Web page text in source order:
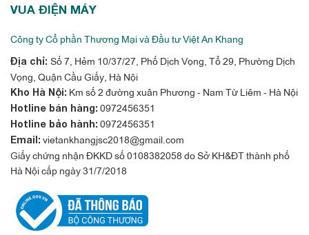
VUA ĐIỆN MÁY
Công ty Cổ phần Thương Mại và Đầu tư Việt An Khang
Địa chỉ: Số 7, Hẻm 10/37/27, Phố Dịch Vọng, Tổ 29, Phường Dịch
Vọng, Quận Cầu Giấy, Hà Nội
Kho Hà Nội: Km số 2 đường xuân Phương - Nam Từ Liêm - Hà Nội
Hotline bán hàng: 0972456351
Hotline bảo hành: 0972456351
Email: vietankhangjsc2018@gmail.com
Giấy chứng nhận ĐKKD số 0108382058 do Sở KH&ĐT thành phố
Hà Nội cấp ngày 31/7/2018